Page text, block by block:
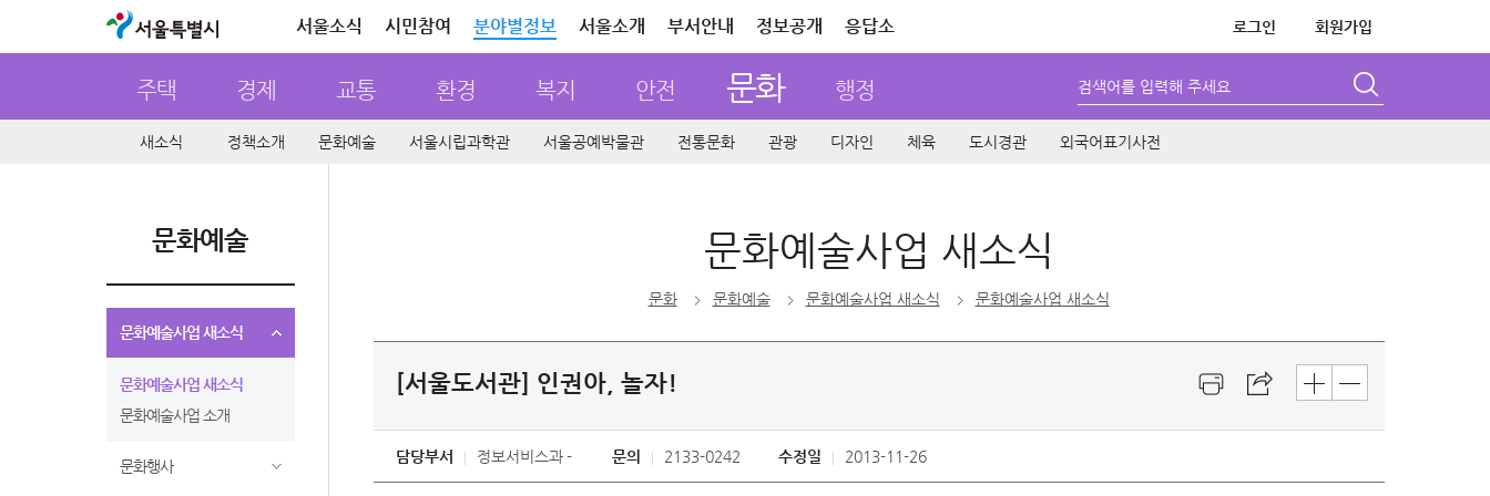
서울특별시 서울소식 시민참여 분야별정보 서울소개 부서안내 정보공개 응답소 로그인 회원가입
주택 경제 교통 환경 복지 안전 문화 행정 검색어를 입력해 주세요
새소식 정책소개 문화예술 서울시립과학관 서울공예박물관 전통문화 관광 디자인 체육 도시경관 외국어표기사전
문화예술
문화예술사업 새소식
문화예술사업 새소식
문화예술사업 소개
문화행사
문화예술사업 새소식
문화 문화예술 문화예술사업 새소식 문화예술사업 새소식
[서울도서관] 인권아, 놀자!
담당부서 정보서비스과 문의 2133-0242 수정일 2013-11-26